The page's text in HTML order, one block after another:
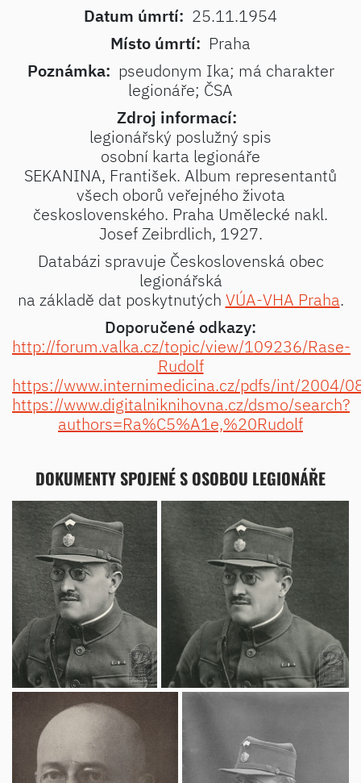
Datum úmrtí: 25.11.1954
Místo úmrtí: Praha
Poznámka: pseudonym Ika; má charakter
legionáře; ČSA
Zdroj informací:
legionářský poslužný spis
osobní karta legionáře
SEKANINA, František. Album representantů
všech oborů veřejného života
československého. Praha Umělecké nakl.
Josef Zeibrdlich, 1927.
Databázi spravuje Československá obec
legionářská
na základě dat poskytnutých VÚA-VHA Praha.
Doporučené odkazy:
http://forum.valka.cz/topic/view/109236/Rase-
Rudolf
https://www.internimedicina.cz/pdfs/int/2004/
https://www.digitalniknihovna.cz/dsmo/search?
authors=Ra%C5%A1e,%20Rudolf
DOKUMENTY SPOJENÉ S OSOBOU LEGIONÁŘE